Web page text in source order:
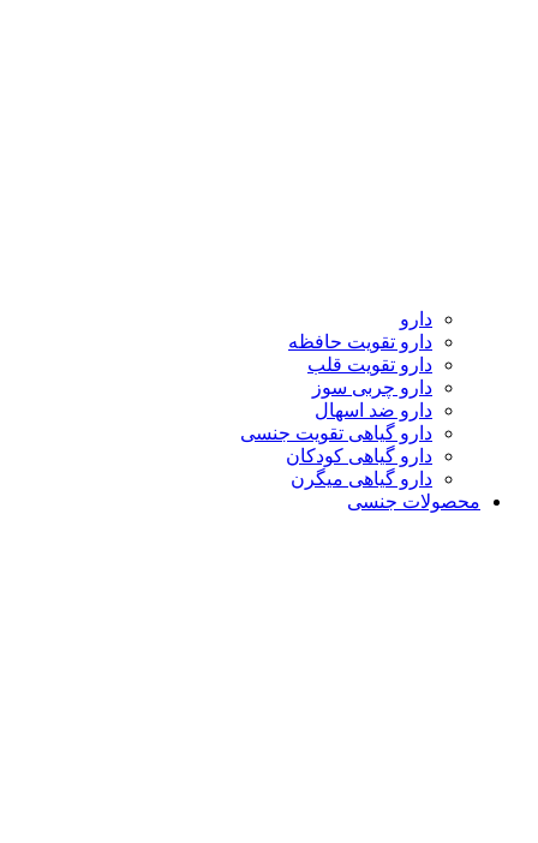
دارو
دارو تقویت حافظه
دارو تقویت قلب
دارو چربی سوز
دارو ضد اسهال
دارو گیاهی تقویت جنسی
دارو گیاهی کودکان
دارو گیاهی میگرن
محصولات جنسی